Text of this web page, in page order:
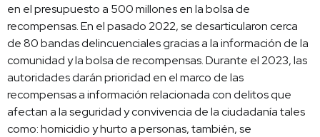
en el presupuesto a 500 millones en la bolsa de
recompensas. En el pasado 2022, se desarticularon cerca
de 80 bandas delincuenciales gracias a la información de la
comunidad y la bolsa de recompensas. Durante el 2023, las
autoridades darán prioridad en el marco de las
recompensas a información relacionada con delitos que
afectan a la seguridad y convivencia de la ciudadanía tales
como: homicidio y hurto a personas, también, se